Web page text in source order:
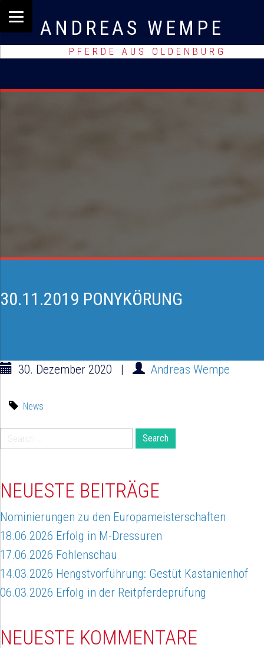
ANDREAS WEMPE
PFERDE AUS OLDENBURG
30.11.2019 PONYKÖRUNG
30. Dezember 2020 | Andreas Wempe
News
Search
for:
NEUESTE BEITRÄGE
Nominierungen zu den Europameisterschaften
18.06.2026 Erfolg in M-Dressuren
17.06.2026 Fohlenschau
14.03.2026 Hengstvorführung: Gestüt Kastanienhof
06.03.2026 Erfolg in der Reitpferdeprüfung
NEUESTE KOMMENTARE